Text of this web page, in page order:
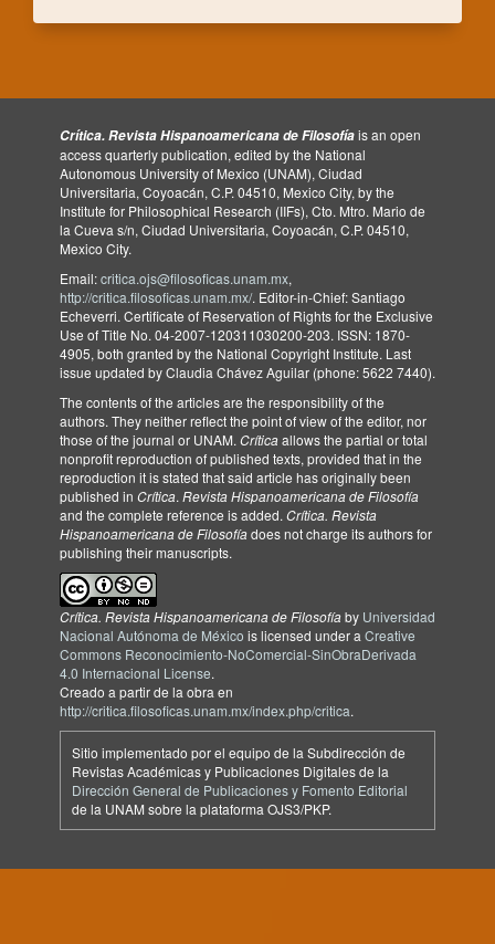
Crítica. Revista Hispanoamericana de Filosofíais an open
access quarterly publication, edited by the National
Autonomous University of Mexico (UNAM), Ciudad
Universitaria, Coyoacán, C.P. 04510, Mexico City, by the
Institute for Philosophical Research (IIFs), Cto. Mtro. Mario de
la Cueva s/n, Ciudad Universitaria, Coyoacán, C.P. 04510,
Mexico City.
Email:critica.ojs@filosoficas.unam.mx,
http://critica.filosoficas.unam.mx/. Editor-in-Chief: Santiago
Echeverri. Certificate of Reservation of Rights for the Exclusive
Use of Title No. 04-2007-120311030200-203. ISSN: 1870-
4905, both granted by the National Copyright Institute. Last
issue updated by Claudia Chávez Aguilar (phone: 5622 7440).
The contents of the articles are the responsibility of the
authors. They neither reflect the point of view of the editor, nor
those of the journal or UNAM. Críticaallows the partial or total
nonprofit reproduction of published texts, provided that in the
reproduction it is stated that said article has originally been
published in Crítica. Revista Hispanoamericana de Filosofía
and the complete reference is added. Crítica. Revista
Hispanoamericana de Filosofíadoes not charge its authors for
publishing their manuscripts.
Crítica. Revista Hispanoamericana de Filosofíaby Universidad
Nacional Autónoma de México is licensed under a Creative
Commons Reconocimiento-NoComercial-SinObraDerivada
4.0 Internacional License.
Creado a partir de la obra en
http://critica.filosoficas.unam.mx/index.php/critica.
Sitio implementado por el equipo de la Subdirección de
Revistas Académicas y Publicaciones Digitales de la
Dirección General de Publicaciones y Fomento Editorial
de la UNAM sobre la plataforma OJS3/PKP.